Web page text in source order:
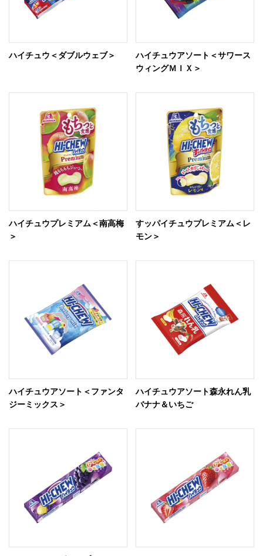
ハイチュウ＜ダブルウェブ＞
ハイチュウアソート＜サワース
ウィングＭＩＸ＞
ハイチュウプレミアム＜南高梅
＞
すッパイチュウプレミアム＜レ
モン＞
ハイチュウアソート＜ファンタ
ジーミックス＞
ハイチュウアソート森永れん乳
バナナ＆いちご